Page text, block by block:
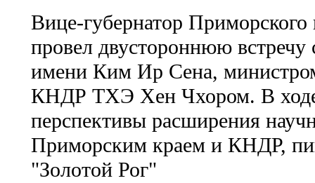
Вице-губернатор
провел двустороннюю встречу
имени Ким Ир Сена,
КНДР ТХЭ Хен Чхором. В ходе
перспективы расширения
Приморским краем и КНДР,
"Золотой Рог"